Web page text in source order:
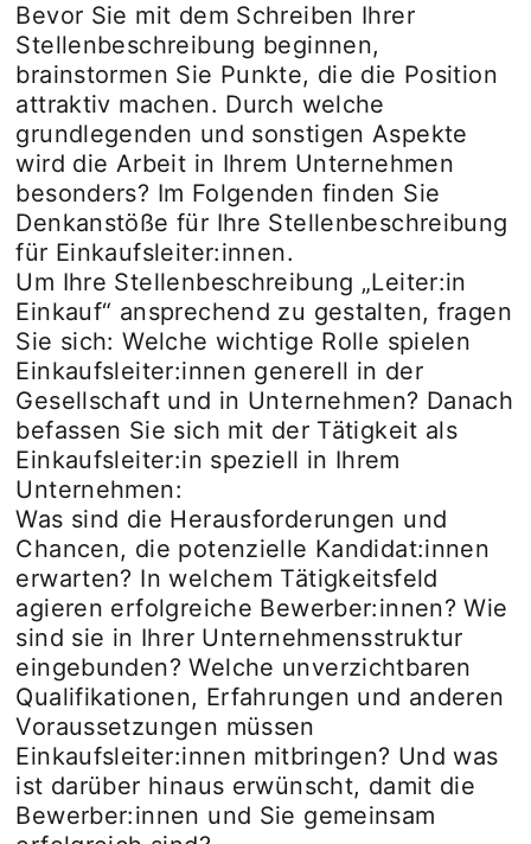
Bevor Sie mit dem Schreiben Ihrer
Stellenbeschreibung beginnen,
brainstormen Sie Punkte, die die Position
attraktiv machen. Durch welche
grundlegenden und sonstigen Aspekte
wird die Arbeit in Ihrem Unternehmen
besonders? Im Folgenden finden Sie
Denkanstöße für Ihre Stellenbeschreibung
für Einkaufsleiter:innen.
Um Ihre Stellenbeschreibung „Leiter:in
Einkauf“ ansprechend zu gestalten, fragen
Sie sich: Welche wichtige Rolle spielen
Einkaufsleiter:innen generell in der
Gesellschaft und in Unternehmen? Danach
befassen Sie sich mit der Tätigkeit als
Einkaufsleiter:in speziell in Ihrem
Unternehmen:
Was sind die Herausforderungen und
Chancen, die potenzielle Kandidat:innen
erwarten? In welchem Tätigkeitsfeld
agieren erfolgreiche Bewerber:innen? Wie
sind sie in Ihrer Unternehmensstruktur
eingebunden? Welche unverzichtbaren
Qualifikationen, Erfahrungen und anderen
Voraussetzungen müssen
Einkaufsleiter:innen mitbringen? Und was
ist darüber hinaus erwünscht, damit die
Bewerber:innen und Sie gemeinsam